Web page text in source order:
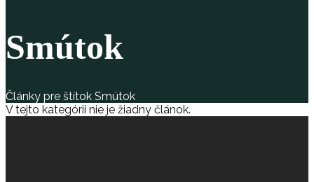
Smútok
Články pre štítok Smútok
V tejto kategórii nie je žiadny článok.